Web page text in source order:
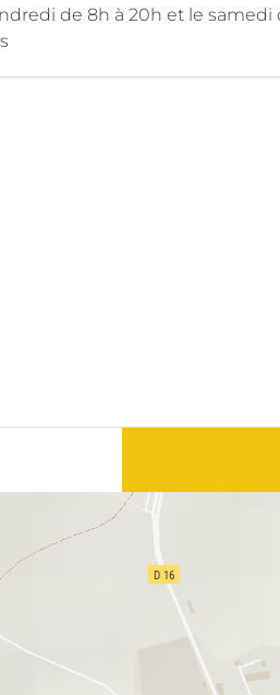
de 8h à 20h et le samedi